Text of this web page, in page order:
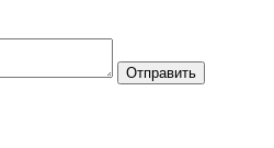
Отправить